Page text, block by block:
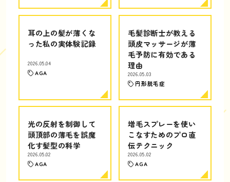
耳の上の髪が薄くな
った私の実体験記録
2026.05.04
AGA
毛髪診断士が教える
頭皮マッサージが薄
毛予防に有効である
理由
2026.05.03
円形脱毛症
光の反射を制御して
頭頂部の薄毛を誤魔
化す髪型の科学
2026.05.02
AGA
増毛スプレーを使い
こなすためのプロ直
伝テクニック
2026.05.02
AGA